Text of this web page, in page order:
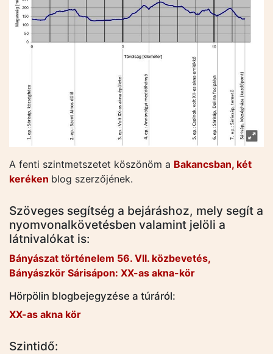
A fenti szintmetszetet köszönöm a Bakancsban, két
keréken blog szerzőjének.
Szöveges segítség a bejáráshoz, mely segít a
nyomvonalkövetésben valamint jelöli a
látnivalókat is:
Bányászat történelem 56. VII. közbevetés,
Bányászkör Sárisápon: XX-as akna-kör
Hörpölin blogbejegyzése a túráról:
XX-as akna kör
Szintidő: